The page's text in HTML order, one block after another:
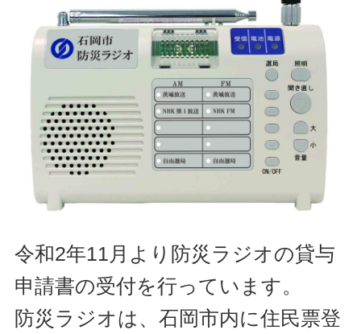
令和2年11月より防災ラジオの貸与
申請書の受付を行っています。
防災ラジオは、石岡市内に住民票登